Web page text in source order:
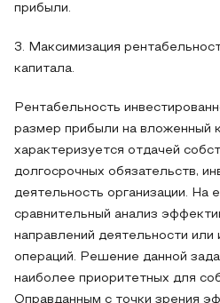
прибыли.
3. Максимизация
капитала.
Рентабельность
размер прибыли на вложенный
характеризуется отдачей
долгосрочных обязательств,
деятельность организации. На
сравнительный анализ
направлений деятельности или
операций. Решение данной
наиболее приоритетных для
Оправданным с точки зрения